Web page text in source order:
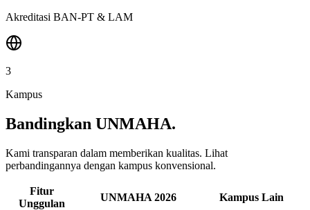
Akreditasi BAN-PT & LAM
3
Kampus
Bandingkan UNMAHA.
Kami transparan dalam memberikan kualitas. Lihat
perbandingannya dengan kampus konvensional.
Fitur
Unggulan
UNMAHA 2026 Kampus Lain